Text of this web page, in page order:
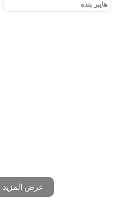
هايبر بنده
عرض المزيد